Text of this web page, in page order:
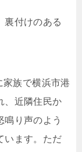
裏付けのある
族で横浜市港
、近隣住民か
鳴り声のよう
います。ただ